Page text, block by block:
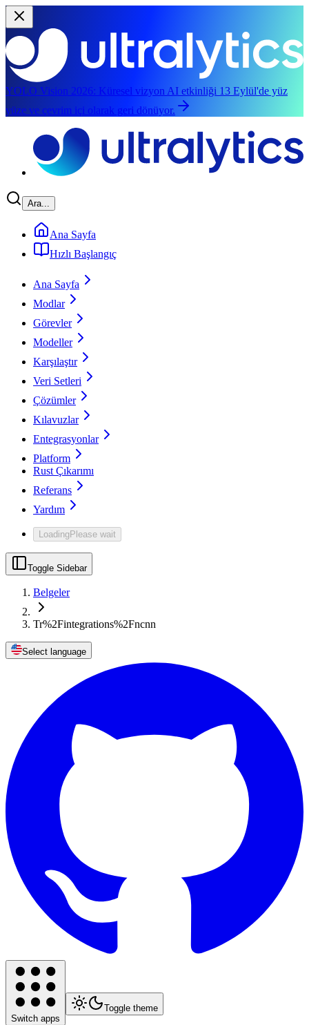
YOLO Vision 2026: Küresel vizyon AI etkinliği 13 Eylül'de yüz
yüze ve çevrim içi olarak geri dönüyor.
Ara...
Ana Sayfa
Hızlı Başlangıç
Ana Sayfa
Modlar
Görevler
Modeller
Karşılaştır
Veri Setleri
Çözümler
Kılavuzlar
Entegrasyonlar
Platform
Rust Çıkarımı
Referans
Yardım
LoadingPlease wait
Toggle Sidebar
Belgeler
Tr%2Fintegrations%2Fncnn
Select language
Switch apps
Toggle theme